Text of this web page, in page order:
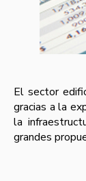
El sector
gracias a la
la
grandes